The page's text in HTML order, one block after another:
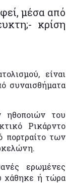
μέσα από
κρίση
είναι
συναισθήματα
ηθοποιών του
Ρικάρντο
πορτραίτο των
ερωμένες
χάθηκε ή τώρα